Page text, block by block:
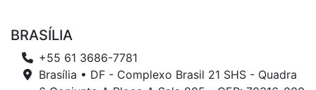
BRASÍLIA
+55 61 3686-7781
Brasília • DF - Complexo Brasil 21 SHS - Quadra